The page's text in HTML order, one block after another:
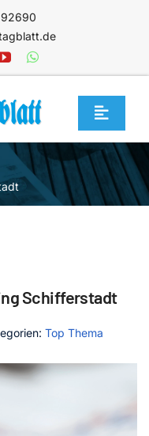
92690
Toggle
Schifferstadt
Top Thema